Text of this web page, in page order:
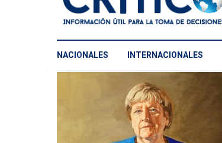
NACIONALES INTERNACIONALES